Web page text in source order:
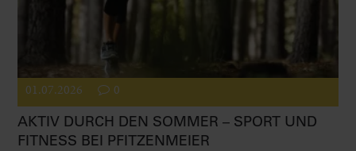
01.07.2026 0
AKTIV DURCH DEN SOMMER – SPORT UND
FITNESS BEI PFITZENMEIER